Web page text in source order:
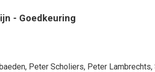
- Goedkeuring
, Peter Scholiers, Peter Lambrechts,